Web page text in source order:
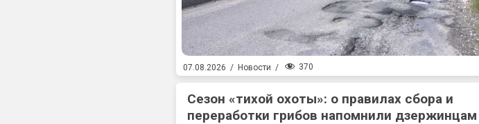
07.08.2026 / Новости / 370
Сезон «тихой охоты»: о правилах сбора и
переработки грибов напомнили дзержинцам